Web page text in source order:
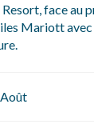
face au
Mariott